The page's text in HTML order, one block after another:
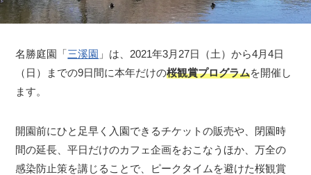
名勝庭園「三溪園 」は、2021年3月27日（土）から4月4日
（日）までの9日間に本年だけの桜観賞プログラムを開催し
ます。
開園前にひと足早く入園できるチケットの販売や、閉園時
間の延長、平日だけのカフェ企画をおこなうほか、万全の
感染防止策を講じることで、ピークタイムを避けた桜観賞